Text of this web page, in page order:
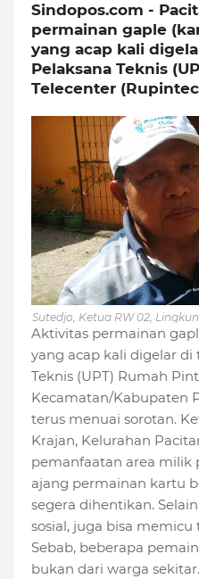
Sindopos.com -
permainan gaple
yang acap kali
Pelaksana Teknis
Telecenter
Sutedjo, Ketua RW 02,
Aktivitas permainan
yang acap kali digelar di
Teknis (UPT) Rumah
Kecamatan/Kabupaten
terus menuai sorotan.
Krajan, Kelurahan
pemanfaatan area milik
ajang permainan kartu
segera dihentikan.
sosial, juga bisa
Sebab, beberapa
bukan dari warga